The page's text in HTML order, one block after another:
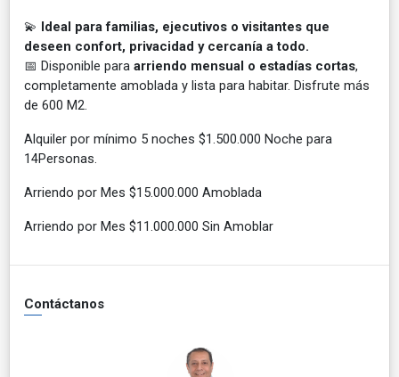
💫 Ideal para familias, ejecutivos o visitantes que
deseen confort, privacidad y cercanía a todo.
📅 Disponible para arriendo mensual o estadías cortas,
completamente amoblada y lista para habitar. Disfrute más
de 600 M2.
Alquiler por mínimo 5 noches $1.500.000 Noche para
14Personas.
Arriendo por Mes $15.000.000 Amoblada
Arriendo por Mes $11.000.000 Sin Amoblar
Contáctanos